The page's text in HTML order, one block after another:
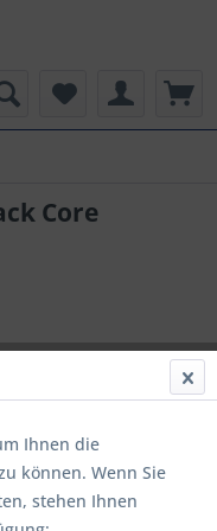
Core
Ihnen die
können. Wenn Sie
stehen Ihnen